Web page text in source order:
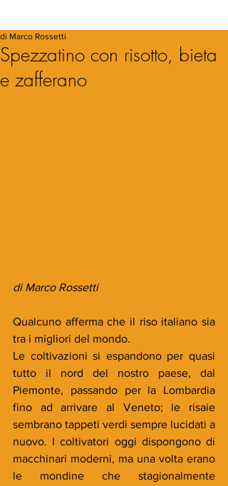
Spezzatino con risotto, bieta
e zafferano
di Marco Rossetti
di Marco Rossetti
Qualcuno afferma che il riso italiano sia
tra i migliori del mondo.
Le coltivazioni si espandono per quasi
tutto il nord del nostro paese, dal
Piemonte, passando per la Lombardia
fino ad arrivare al Veneto; le risaie
sembrano tappeti verdi sempre lucidati a
nuovo. I coltivatori oggi dispongono di
macchinari moderni, ma una volta erano
le mondine che stagionalmente